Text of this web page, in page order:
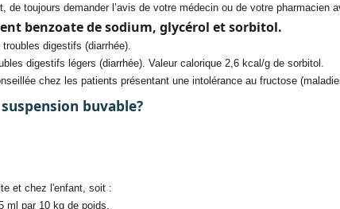
de toujours demander l’avis de votre médecin ou de votre pharmacien
benzoate de sodium, glycérol et sorbitol.
digestifs (diarrhée).
digestifs légers (diarrhée). Valeur calorique 2,6 kcal/g de sorbitol.
chez les patients présentant une intolérance au fructose
suspension buvable?
et chez l'enfant, soit :
ml par 10 kg de poids.